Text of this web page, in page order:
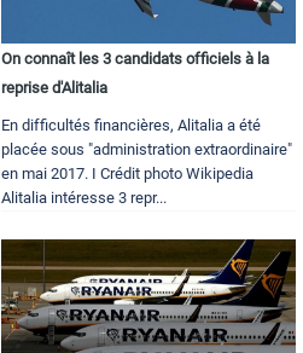
On connaît les 3 candidats officiels à la
reprise d'Alitalia
En difficultés financières, Alitalia a été
placée sous "administration extraordinaire"
en mai 2017. I Crédit photo Wikipedia
Alitalia intéresse 3 repr...